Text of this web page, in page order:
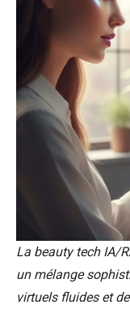
La beauty tech IA/
un mélange
virtuels fluides et